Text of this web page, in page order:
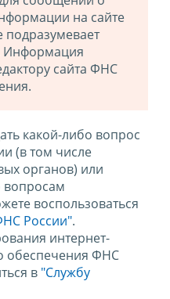
на сайте
Информация
сайта ФНС
какой-либо вопрос
(в том числе
органов) или
вопросам
воспользоваться
России".
интернет-
обеспечения ФНС
в "Службу